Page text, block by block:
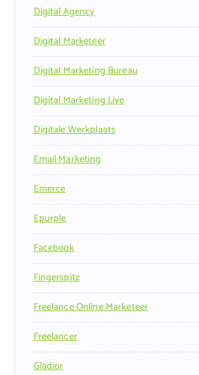
Digital Agency
Digital Marketeer
Digital Marketing Bureau
Digital Marketing Live
Digitale Werkplaats
Email Marketing
Emerce
Epurple
Facebook
Fingerspitz
Freelance Online Marketeer
Freelancer
Gladior